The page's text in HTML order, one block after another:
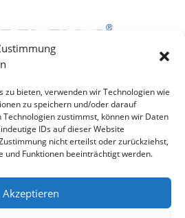
zu bieten, verwenden wir Technologien wie
zu speichern und/oder darauf
zustimmst, können wir Daten
IDs auf dieser Website
nicht erteilst oder zurückziehst,
und Funktionen beeinträchtigt werden.
Akzeptieren
Datenschutz